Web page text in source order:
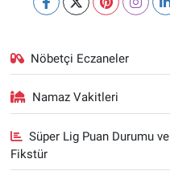
Nöbetçi Eczaneler
Namaz Vakitleri
Süper Lig Puan Durumu ve
Fikstür